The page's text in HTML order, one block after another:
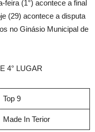
feira (1°) acontece a final
(29) acontece a disputa
no Ginásio Municipal de
4° LUGAR
Top 9
Made In Terior